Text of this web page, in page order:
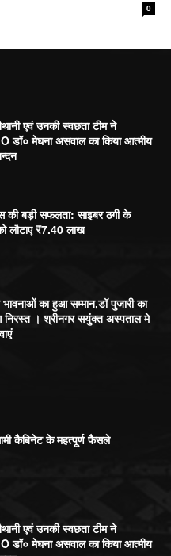
0
एवं उनकी स्वछता टीम ने
डॉ० मेघना असवाल का किया आत्मीय
की बड़ी सफलता: साइबर ठगी के
लौटाए ₹7.40 लाख
का हुआ सम्मान,डॉ पुजारी का
निरस्त । श्रीनगर सयुंक्त अस्पताल मे
कैबिनेट के महत्पूर्ण फैसले
एवं उनकी स्वछता टीम ने
डॉ० मेघना असवाल का किया आत्मीय